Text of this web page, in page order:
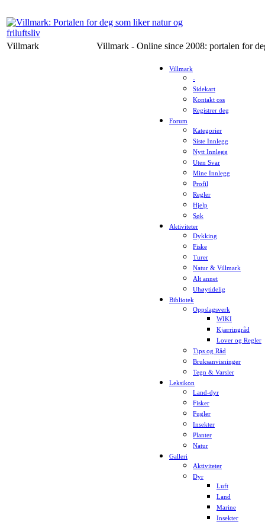
Villmark Villmark - Online since 2008: portalen for
Villmark
-
Sidekart
Kontakt oss
Registrer deg
Forum
Kategorier
Siste Innlegg
Nytt Innlegg
Uten Svar
Mine Innlegg
Profil
Regler
Hjelp
Søk
Aktiviteter
Dykking
Fiske
Turer
Natur & Villmark
Alt annet
Uhøytidelig
Bibliotek
Oppslagsverk
WIKI
Kjærringråd
Lover og Regler
Tips og Råd
Bruksanvisninger
Tegn & Varsler
Leksikon
Land-dyr
Fisker
Fugler
Insekter
Planter
Natur
Galleri
Aktiviteter
Dyr
Luft
Land
Marine
Insekter